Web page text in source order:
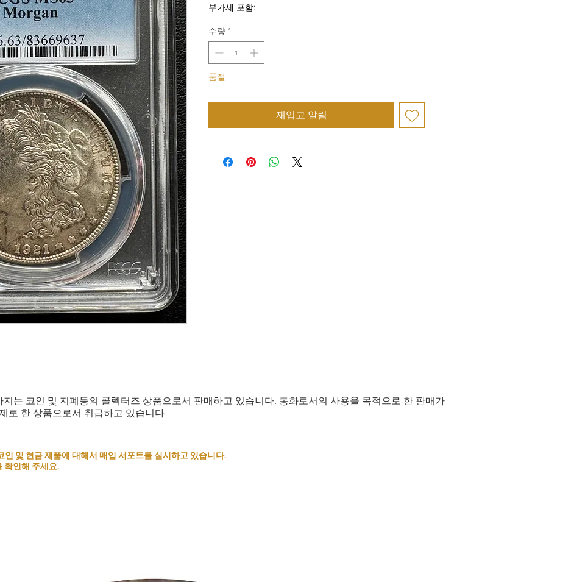
부가세 포함:
수량 *
품절
재입고 알림
는 코인 및 지폐등의 콜렉터즈 상품으로서 판매하고 있습니다. 통화로서의 사용을 목적으로 한 판매가
로 한 상품으로서 취급하고 있습니다
및 현금 제품에 대해서 매입 서포트를 실시하고 있습니다.
확인해 주세요.